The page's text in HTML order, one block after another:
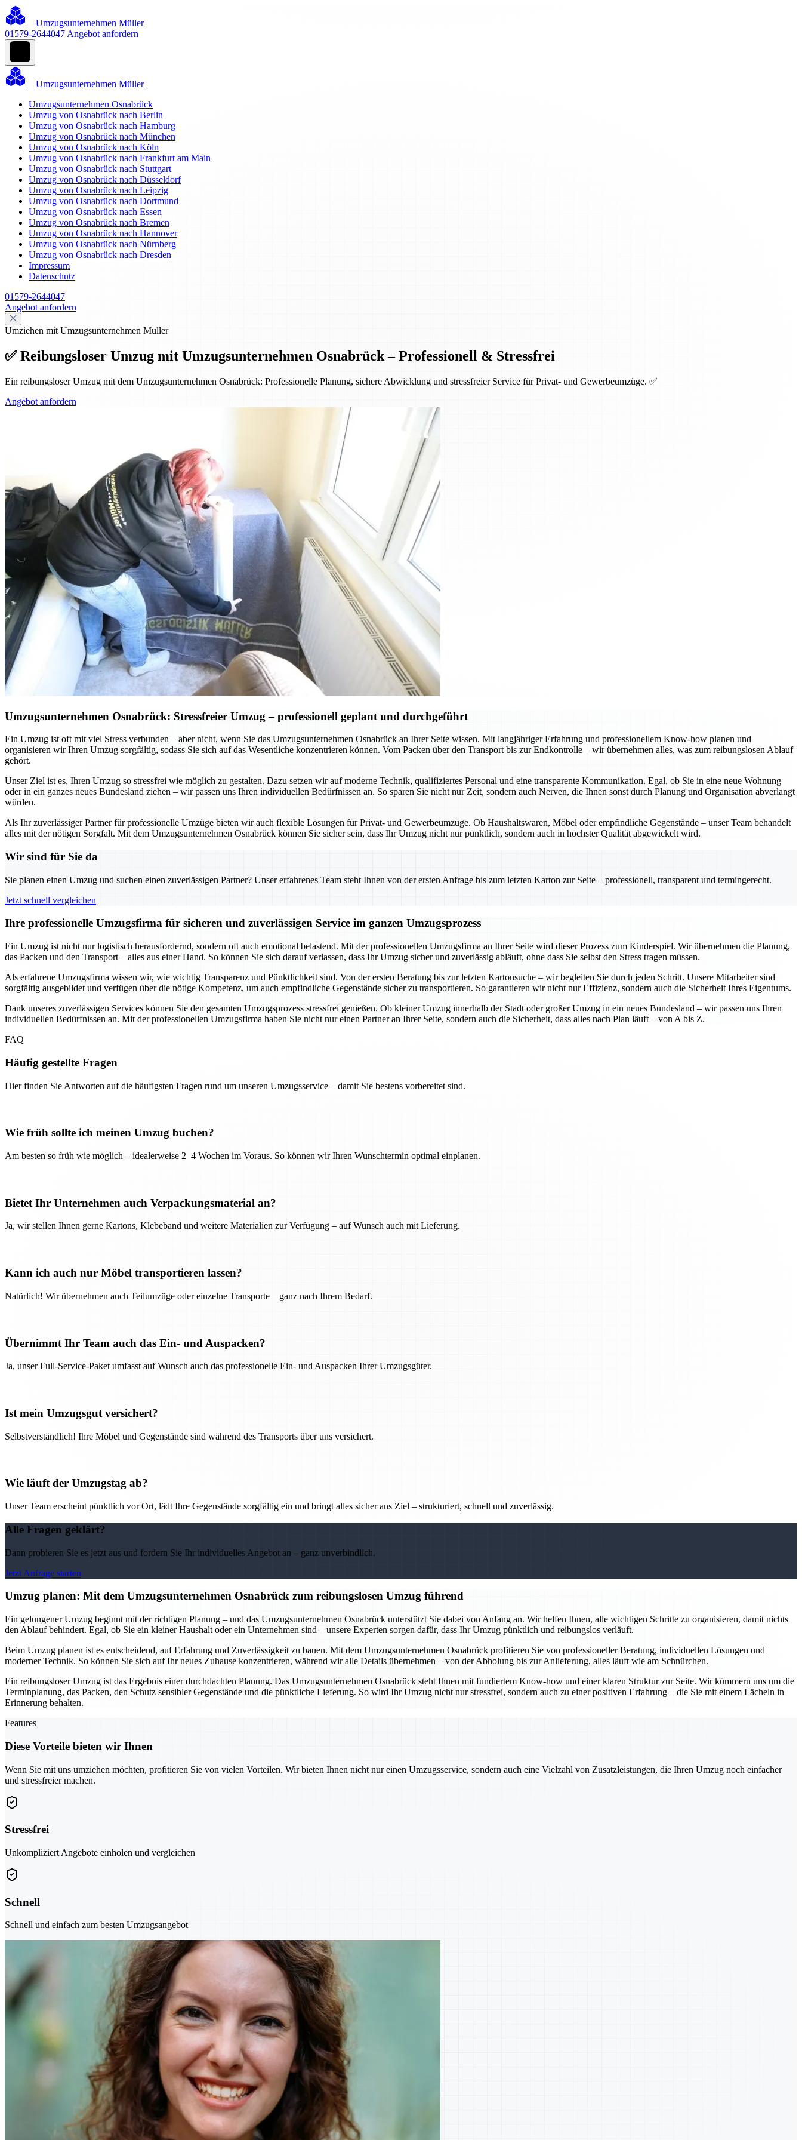
Umzugsunternehmen Müller
01579-2644047 Angebot anfordern
Umzugsunternehmen Müller
Umzugsunternehmen Osnabrück
Umzug von Osnabrück nach Berlin
Umzug von Osnabrück nach Hamburg
Umzug von Osnabrück nach München
Umzug von Osnabrück nach Köln
Umzug von Osnabrück nach Frankfurt am Main
Umzug von Osnabrück nach Stuttgart
Umzug von Osnabrück nach Düsseldorf
Umzug von Osnabrück nach Leipzig
Umzug von Osnabrück nach Dortmund
Umzug von Osnabrück nach Essen
Umzug von Osnabrück nach Bremen
Umzug von Osnabrück nach Hannover
Umzug von Osnabrück nach Nürnberg
Umzug von Osnabrück nach Dresden
Impressum
Datenschutz
01579-2644047
Angebot anfordern
Umziehen mit Umzugsunternehmen Müller
✅ Reibungsloser Umzug mit Umzugsunternehmen Osnabrück – Professionell & Stressfrei
Ein reibungsloser Umzug mit dem Umzugsunternehmen Osnabrück: Professionelle Planung, sichere Abwicklung und stressfreier Service für Privat- und Gewerbeumzüge. ✅
Angebot anfordern
Umzugsunternehmen Osnabrück: Stressfreier Umzug – professionell geplant und durchgeführt
Ein Umzug ist oft mit viel Stress verbunden – aber nicht, wenn Sie das Umzugsunternehmen Osnabrück an Ihrer Seite wissen. Mit langjähriger Erfahrung und professionellem Know-how planen und
organisieren wir Ihren Umzug sorgfältig, sodass Sie sich auf das Wesentliche konzentrieren können. Vom Packen über den Transport bis zur Endkontrolle – wir übernehmen alles, was zum reibungslosen Ablauf
gehört.
Unser Ziel ist es, Ihren Umzug so stressfrei wie möglich zu gestalten. Dazu setzen wir auf moderne Technik, qualifiziertes Personal und eine transparente Kommunikation. Egal, ob Sie in eine neue Wohnung
oder in ein ganzes neues Bundesland ziehen – wir passen uns Ihren individuellen Bedürfnissen an. So sparen Sie nicht nur Zeit, sondern auch Nerven, die Ihnen sonst durch Planung und Organisation abverlangt
würden.
Als Ihr zuverlässiger Partner für professionelle Umzüge bieten wir auch flexible Lösungen für Privat- und Gewerbeumzüge. Ob Haushaltswaren, Möbel oder empfindliche Gegenstände – unser Team behandelt
alles mit der nötigen Sorgfalt. Mit dem Umzugsunternehmen Osnabrück können Sie sicher sein, dass Ihr Umzug nicht nur pünktlich, sondern auch in höchster Qualität abgewickelt wird.
Wir sind für Sie da
Sie planen einen Umzug und suchen einen zuverlässigen Partner? Unser erfahrenes Team steht Ihnen von der ersten Anfrage bis zum letzten Karton zur Seite – professionell, transparent und termingerecht.
Jetzt schnell vergleichen
Ihre professionelle Umzugsfirma für sicheren und zuverlässigen Service im ganzen Umzugsprozess
Ein Umzug ist nicht nur logistisch herausfordernd, sondern oft auch emotional belastend. Mit der professionellen Umzugsfirma an Ihrer Seite wird dieser Prozess zum Kinderspiel. Wir übernehmen die Planung,
das Packen und den Transport – alles aus einer Hand. So können Sie sich darauf verlassen, dass Ihr Umzug sicher und zuverlässig abläuft, ohne dass Sie selbst den Stress tragen müssen.
Als erfahrene Umzugsfirma wissen wir, wie wichtig Transparenz und Pünktlichkeit sind. Von der ersten Beratung bis zur letzten Kartonsuche – wir begleiten Sie durch jeden Schritt. Unsere Mitarbeiter sind
sorgfältig ausgebildet und verfügen über die nötige Kompetenz, um auch empfindliche Gegenstände sicher zu transportieren. So garantieren wir nicht nur Effizienz, sondern auch die Sicherheit Ihres Eigentums.
Dank unseres zuverlässigen Services können Sie den gesamten Umzugsprozess stressfrei genießen. Ob kleiner Umzug innerhalb der Stadt oder großer Umzug in ein neues Bundesland – wir passen uns Ihren
individuellen Bedürfnissen an. Mit der professionellen Umzugsfirma haben Sie nicht nur einen Partner an Ihrer Seite, sondern auch die Sicherheit, dass alles nach Plan läuft – von A bis Z.
FAQ
Häufig gestellte Fragen
Hier finden Sie Antworten auf die häufigsten Fragen rund um unseren Umzugsservice – damit Sie bestens vorbereitet sind.
Wie früh sollte ich meinen Umzug buchen?
Am besten so früh wie möglich – idealerweise 2–4 Wochen im Voraus. So können wir Ihren Wunschtermin optimal einplanen.
Bietet Ihr Unternehmen auch Verpackungsmaterial an?
Ja, wir stellen Ihnen gerne Kartons, Klebeband und weitere Materialien zur Verfügung – auf Wunsch auch mit Lieferung.
Kann ich auch nur Möbel transportieren lassen?
Natürlich! Wir übernehmen auch Teilumzüge oder einzelne Transporte – ganz nach Ihrem Bedarf.
Übernimmt Ihr Team auch das Ein- und Auspacken?
Ja, unser Full-Service-Paket umfasst auf Wunsch auch das professionelle Ein- und Auspacken Ihrer Umzugsgüter.
Ist mein Umzugsgut versichert?
Selbstverständlich! Ihre Möbel und Gegenstände sind während des Transports über uns versichert.
Wie läuft der Umzugstag ab?
Unser Team erscheint pünktlich vor Ort, lädt Ihre Gegenstände sorgfältig ein und bringt alles sicher ans Ziel – strukturiert, schnell und zuverlässig.
Alle Fragen geklärt?
Dann probieren Sie es jetzt aus und fordern Sie Ihr individuelles Angebot an – ganz unverbindlich.
Jetzt Anfrage starten
Umzug planen: Mit dem Umzugsunternehmen Osnabrück zum reibungslosen Umzug führend
Ein gelungener Umzug beginnt mit der richtigen Planung – und das Umzugsunternehmen Osnabrück unterstützt Sie dabei von Anfang an. Wir helfen Ihnen, alle wichtigen Schritte zu organisieren, damit nichts
den Ablauf behindert. Egal, ob Sie ein kleiner Haushalt oder ein Unternehmen sind – unsere Experten sorgen dafür, dass Ihr Umzug pünktlich und reibungslos verläuft.
Beim Umzug planen ist es entscheidend, auf Erfahrung und Zuverlässigkeit zu bauen. Mit dem Umzugsunternehmen Osnabrück profitieren Sie von professioneller Beratung, individuellen Lösungen und
moderner Technik. So können Sie sich auf Ihr neues Zuhause konzentrieren, während wir alle Details übernehmen – von der Abholung bis zur Anlieferung, alles läuft wie am Schnürchen.
Ein reibungsloser Umzug ist das Ergebnis einer durchdachten Planung. Das Umzugsunternehmen Osnabrück steht Ihnen mit fundiertem Know-how und einer klaren Struktur zur Seite. Wir kümmern uns um die
Terminplanung, das Packen, den Schutz sensibler Gegenstände und die pünktliche Lieferung. So wird Ihr Umzug nicht nur stressfrei, sondern auch zu einer positiven Erfahrung – die Sie mit einem Lächeln in
Erinnerung behalten.
Features
Diese Vorteile bieten wir Ihnen
Wenn Sie mit uns umziehen möchten, profitieren Sie von vielen Vorteilen. Wir bieten Ihnen nicht nur einen Umzugsservice, sondern auch eine Vielzahl von Zusatzleistungen, die Ihren Umzug noch einfacher
und stressfreier machen.
Stressfrei
Unkompliziert Angebote einholen und vergleichen
Schnell
Schnell und einfach zum besten Umzugsangebot